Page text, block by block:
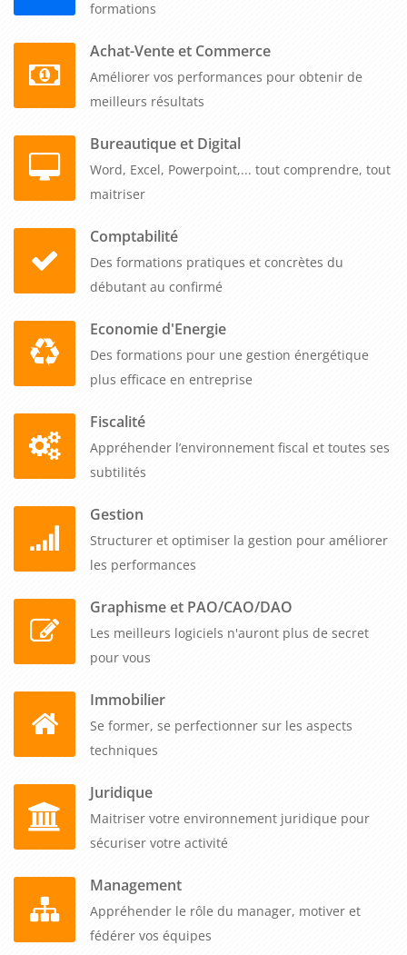
formations
Achat-Vente et Commerce
Améliorer vos performances pour obtenir de
meilleurs résultats
Bureautique et Digital
Word, Excel, Powerpoint,... tout comprendre, tout
maitriser
Comptabilité
Des formations pratiques et concrètes du
débutant au confirmé
Economie d'Energie
Des formations pour une gestion énergétique
plus efficace en entreprise
Fiscalité
Appréhender l’environnement fiscal et toutes ses
subtilités
Gestion
Structurer et optimiser la gestion pour améliorer
les performances
Graphisme et PAO/CAO/DAO
Les meilleurs logiciels n'auront plus de secret
pour vous
Immobilier
Se former, se perfectionner sur les aspects
techniques
Juridique
Maitriser votre environnement juridique pour
sécuriser votre activité
Management
Appréhender le rôle du manager, motiver et
fédérer vos équipes